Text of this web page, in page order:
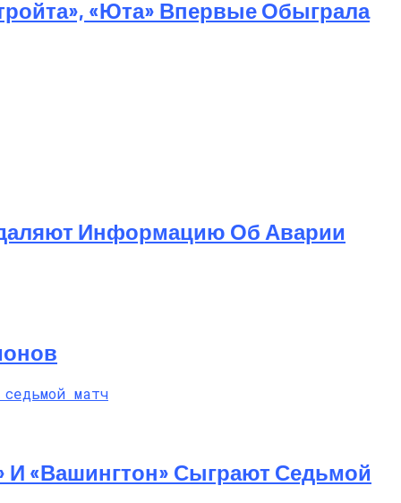
«Юта» Впервые Обыграла
Информацию Об Аварии
«Вашингтон» Сыграют Седьмой